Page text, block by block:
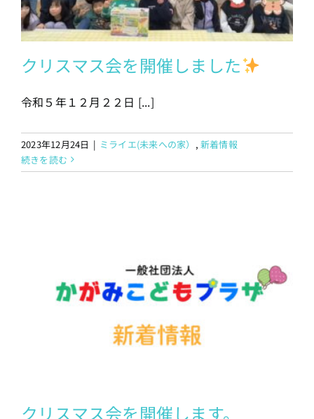
クリスマス会を開催しました
令和５年１２月２２日 [...]
2023年12月24日 | ミライエ(未来への家） ,新着情報
続きを読む
クリスマス会を開催します。